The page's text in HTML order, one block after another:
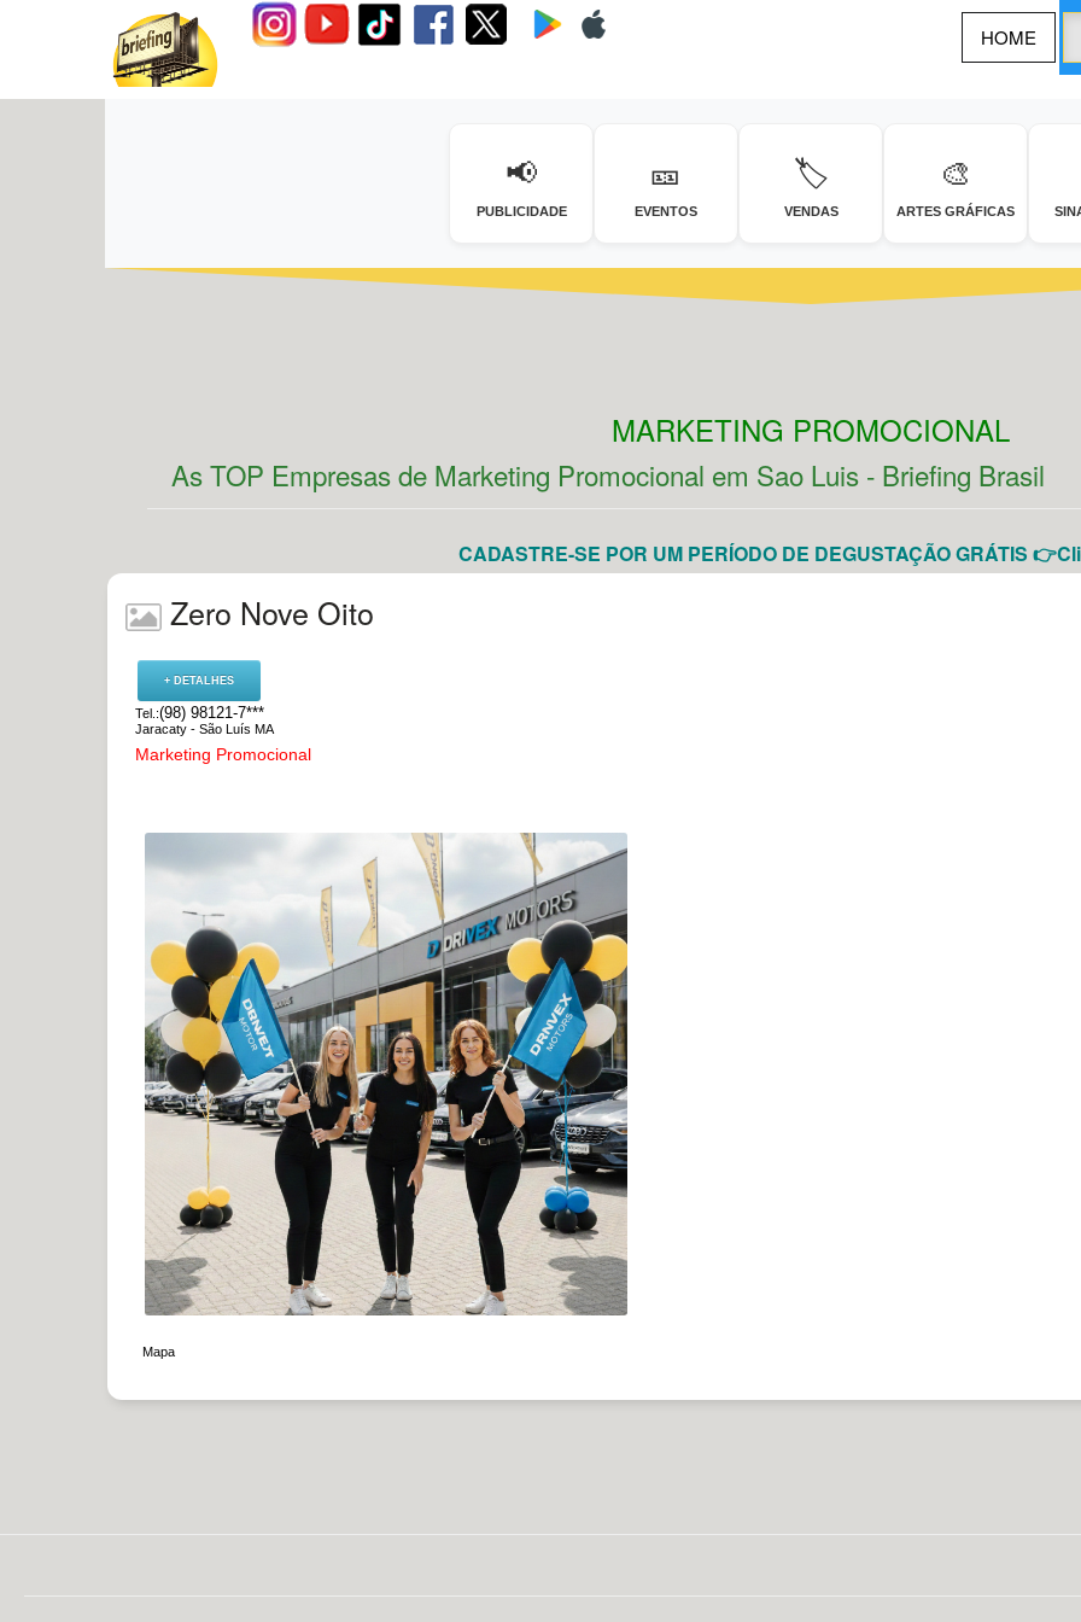
HOME
📢
PUBLICIDADE
🎫
EVENTOS
🏷️
VENDAS
🎨
ARTES GRÁFICAS
MARKETING PROMOCIONAL
As TOP Empresas de Marketing Promocional em Sao Luis - Briefing Brasil
CADASTRE-SE POR UM PERÍODO DE DEGUSTAÇÃO GRÁTIS
Zero Nove Oito
+ DETALHES
Tel.:(98) 98121-7***
Jaracaty - São Luís MA
Marketing Promocional
Mapa